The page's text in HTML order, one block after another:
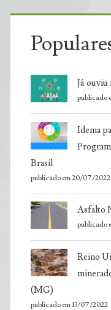
Já ouviu
publicado
Idema
Brasil
publicado em 20/07/2022
Asfalto
publicado
Reino
(MG)
publicado em 13/07/2022